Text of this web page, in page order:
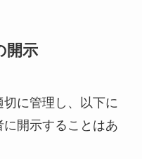
開示
に管理し、以下に
開示することはあ